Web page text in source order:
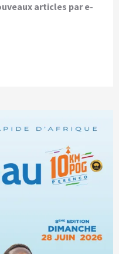
articles par e-